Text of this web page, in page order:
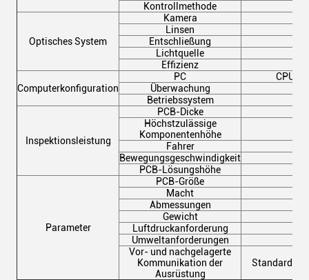
Kontrollmethode
Optisches System
Kamera
Linsen
Entschließung
Lichtquelle
Effizienz
Computerkonfiguration
PC
Überwachung
Betriebssystem
Inspektionsleistung
PCB-Dicke
Höchstzulässige
Komponentenhöhe
Fahrer
Bewegungsgeschwindigkeit
PCB-Lösungshöhe
Parameter
PCB-Größe
Macht
Abmessungen
Gewicht
Luftdruckanforderung
Umweltanforderungen
Vor- und nachgelagerte
Kommunikation der
Ausrüstung
Standard